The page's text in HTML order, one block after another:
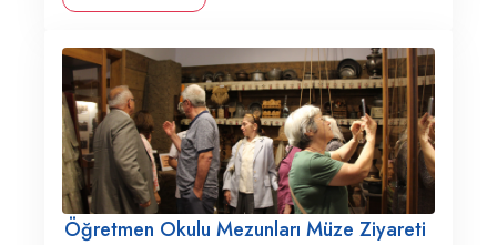
Öğretmen Okulu Mezunları Müze Ziyareti